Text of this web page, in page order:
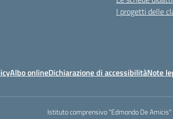
I progetti delle
Albo onlineDichiarazione di accessibilitàNote
Istituto comprensivo "Edmondo De Amicis"